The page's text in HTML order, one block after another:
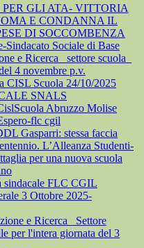
GLI ATA- VITTORIA
E CONDANNA IL
DI SOCCOMBENZA
Sindacato Sociale di Base
e Ricerca_ settore scuola_
4 novembre p.v.
CISL Scuola 24/10/2025
SNALS
Abruzzo Molise
flc cgil
Gasparri: stessa faccia
L’Alleanza Studenti-
per una nuova scuola
sindacale FLC CGIL
3 Ottobre 2025-
e Ricerca_ Settore
per l'intera giornata del 3